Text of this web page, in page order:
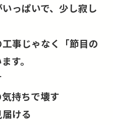
っぱいで、少し寂し
事じゃなく「節目の
す。
持ちで壊す
ける